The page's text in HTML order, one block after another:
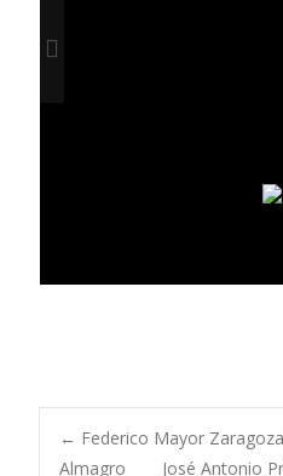
← Federico Mayor
Almagro
José Antonio